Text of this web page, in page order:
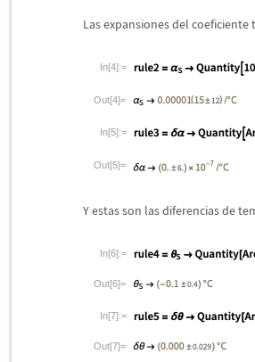
Las expansiones del coeficiente t
In[4]:=
Out[4]=
In[5]:=
Out[5]=
Y estas son las diferencias de
In[6]:=
Out[6]=
In[7]:=
Out[7]=